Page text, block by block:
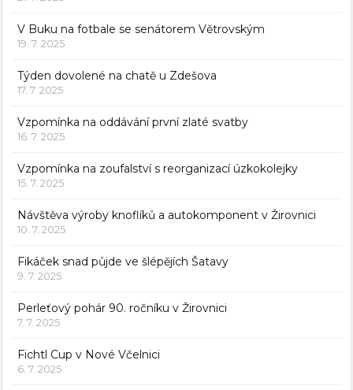
V Buku na fotbale se senátorem Větrovským
19. 7. 2025
Týden dovolené na chatě u Zdešova
17. 7. 2025
Vzpomínka na oddávání první zlaté svatby
16. 7. 2025
Vzpomínka na zoufalství s reorganizací úzkokolejky
15. 7. 2025
Návštěva výroby knoflíků a autokomponent v Žirovnici
10. 7. 2025
Fikáček snad půjde ve šlépějích Šatavy
9. 7. 2025
Perleťový pohár 90. ročníku v Žirovnici
7. 7. 2025
Fichtl Cup v Nové Včelnici
6. 7. 2025